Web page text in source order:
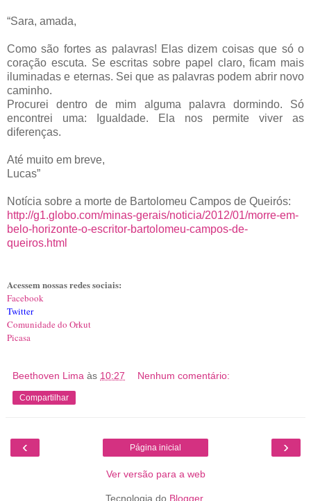
“Sara, amada,
Como são fortes as palavras! Elas dizem coisas que só o
coração escuta. Se escritas sobre papel claro, ficam mais
iluminadas e eternas. Sei que as palavras podem abrir novo
caminho.
Procurei dentro de mim alguma palavra dormindo. Só
encontrei uma: Igualdade. Ela nos permite viver as
diferenças.
Até muito em breve,
Lucas”
Notícia sobre a morte de Bartolomeu Campos de Queirós:
http://g1.globo.com/minas-gerais/noticia/2012/01/morre-em-
belo-horizonte-o-escritor-bartolomeu-campos-de-
queiros.html
Acessem nossas redes sociais:
Facebook
Twitter
Comunidade do Orkut
Picasa
Beethoven Lima às 10:27 Nenhum comentário:
Compartilhar
‹ ›
Página inicial
Ver versão para a web
Tecnologia do Blogger.